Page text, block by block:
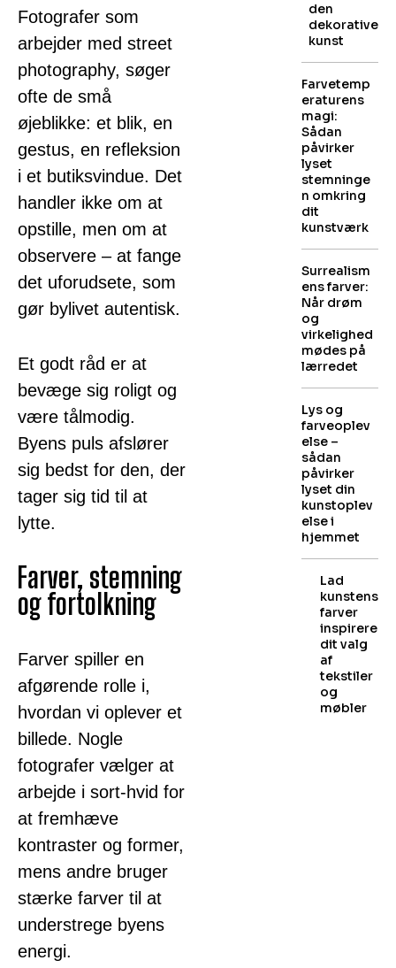
Fotografer som
arbejder med street
photography, søger
ofte de små
øjeblikke: et blik, en
gestus, en refleksion
i et butiksvindue. Det
handler ikke om at
opstille, men om at
observere – at fange
det uforudsete, som
gør bylivet autentisk.
Et godt råd er at
bevæge sig roligt og
være tålmodig.
Byens puls afslører
sig bedst for den, der
tager sig tid til at
lytte.
Farver, stemning
og fortolkning
Farver spiller en
afgørende rolle i,
hvordan vi oplever et
billede. Nogle
fotografer vælger at
arbejde i sort-hvid for
at fremhæve
kontraster og former,
mens andre bruger
stærke farver til at
understrege byens
energi.
den
dekorative
kunst
Farvetemp
eraturens
magi:
Sådan
påvirker
lyset
stemninge
n omkring
dit
kunstværk
Surrealism
ens farver:
Når drøm
og
virkelighed
mødes på
lærredet
Lys og
farveoplev
else –
sådan
påvirker
lyset din
kunstoplev
else i
hjemmet
Lad
kunstens
farver
inspirere
dit valg
af
tekstiler
og
møbler